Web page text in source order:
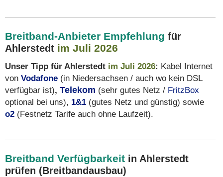
Breitband-Anbieter Empfehlung für
Ahlerstedt im Juli 2026
Unser Tipp für Ahlerstedt im Juli 2026: Kabel Internet
von Vodafone (in Niedersachsen / auch wo kein DSL
verfügbar ist), Telekom (sehr gutes Netz / FritzBox
optional bei uns), 1&1 (gutes Netz und günstig) sowie
o2 (Festnetz Tarife auch ohne Laufzeit).
Breitband Verfügbarkeit in Ahlerstedt
prüfen (Breitbandausbau)